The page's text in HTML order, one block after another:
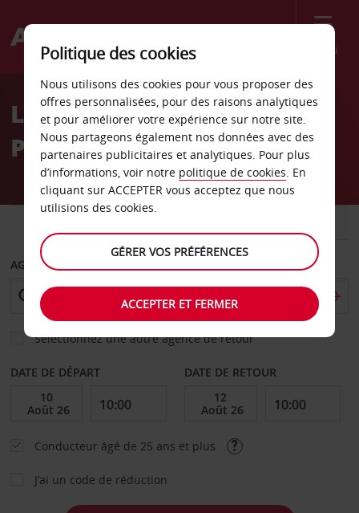
Menu
Welcome
AvisLocation de voiture
Parga - Ville
AGENCE DE DÉPART
Sélectionnez une autre agence de retour
DATE DE DÉPART DATE DE RETOUR
Conducteur âgé de 25 ans et plus
J’ai un code de réduction
Politique des cookies
Nous utilisons des cookies pour vous proposer des
offres personnalisées, pour des raisons analytiques
et pour améliorer votre expérience sur notre site.
Nous partageons également nos données avec des
partenaires publicitaires et analytiques. Pour plus
d’informations, voir notre politique de cookies. En
cliquant sur ACCEPTER vous acceptez que nous
utilisions des cookies.
GÉRER VOS PRÉFÉRENCES
ACCEPTER ET FERMER